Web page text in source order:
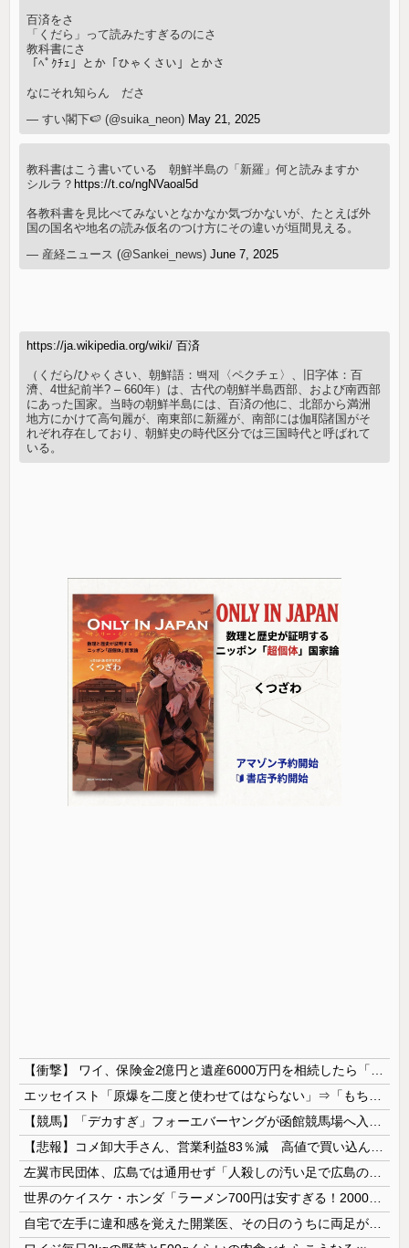
百済をさ
「くだら」って読みたすぎるのにさ
教科書にさ
「ﾍﾟｸﾁｪ」とか「ひゃくさい」とかさ
なにそれ知らん ださ
— すい閣下🍉 (@suika_neon) May 21, 2025
教科書はこう書いている 朝鮮半島の「新羅」何と読みますか
シルラ？ https://t.co/ngNVaoal5d
各教科書を見比べてみないとなかなか気づかないが、たとえば外
国の国名や地名の読み仮名のつけ方にその違いが垣間見える。
— 産経ニュース (@Sankei_news)June 7, 2025
https://ja.wikipedia.org/wiki/ 百済
（くだら/ひゃくさい、朝鮮語：백제〈ペクチェ〉、旧字体：百
濟、4世紀前半? – 660年）は、古代の朝鮮半島西部、および南西部
にあった国家。当時の朝鮮半島には、百済の他に、北部から満洲
地方にかけて高句麗が、南東部に新羅が、南部には伽耶諸国がそ
れぞれ存在しており、朝鮮史の時代区分では三国時代と呼ばれて
いる。